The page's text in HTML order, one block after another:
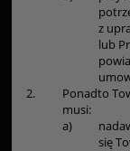
z
lub
2.
Ponadto
musi:
a)
się